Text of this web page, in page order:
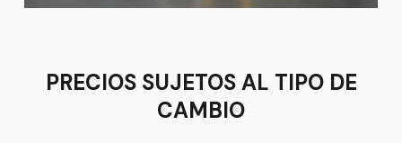
Tel:(477) 776 8994
Términos y condiciones
PRECIOS SUJETOS AL TIPO DE
CAMBIO